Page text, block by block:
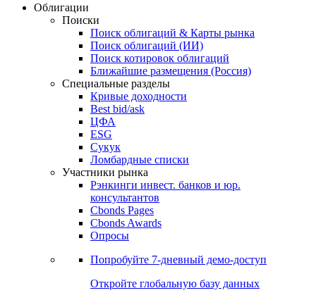
Облигации
Поиски
Поиск облигаций & Карты рынка
Поиск облигаций (ИИ)
Поиск котировок облигаций
Ближайшие размещения (Россия)
Специальные разделы
Кривые доходности
Best bid/ask
ЦФА
ESG
Сукук
Ломбардные списки
Участники рынка
Рэнкинги инвест. банков и юр.
консультантов
Cbonds Pages
Cbonds Awards
Опросы
Попробуйте 7-дневный демо-доступ
Откройте глобальную базу данных